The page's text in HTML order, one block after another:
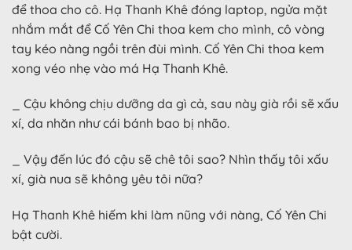
để thoa cho cô. Hạ Thanh Khê đóng laptop, ngửa mặt
nhắm mắt để Cố Yên Chi thoa kem cho mình, cô vòng
tay kéo nàng ngồi trên đùi mình. Cố Yên Chi thoa kem
xong véo nhẹ vào má Hạ Thanh Khê.
_ Cậu không chịu dưỡng da gì cả, sau này già rồi sẽ xấu
xí, da nhăn như cái bánh bao bị nhão.
_ Vậy đến lúc đó cậu sẽ chê tôi sao? Nhìn thấy tôi xấu
xí, già nua sẽ không yêu tôi nữa?
Hạ Thanh Khê hiếm khi làm nũng với nàng, Cố Yên Chi
bật cười.